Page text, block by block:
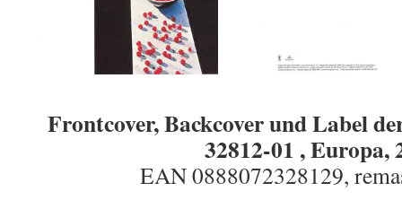
Frontcover, Backcover und Label
32812-01 , Europa,
EAN 0888072328129,